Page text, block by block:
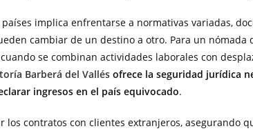
implica enfrentarse a normativas variadas,
cambiar de un destino a otro. Para un
se combinan actividades laborales con
Barberá del Vallés ofrece la seguridad jurídica
ingresos en el país equivocado.
los contratos con clientes extranjeros, asegurando